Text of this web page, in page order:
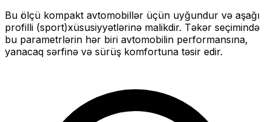
Bu ölçü kompakt avtomobillər üçün uyğundur və aşağı
profilli (sport)xüsusiyyətlərinə malikdir. Təkər seçimində
bu parametrlərin hər biri avtomobilin performansına,
yanacaq sərfinə və sürüş komfortuna təsir edir.